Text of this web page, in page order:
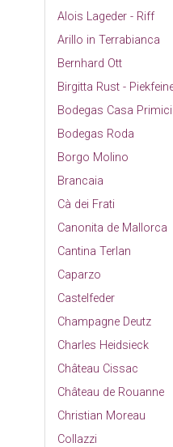
Alois Lageder - Riff
Arillo in Terrabianca
Bernhard Ott
Birgitta Rust -
Bodegas Casa
Bodegas Roda
Borgo Molino
Brancaia
Cà dei Frati
Canonita de Mallorca
Cantina Terlan
Caparzo
Castelfeder
Champagne Deutz
Charles Heidsieck
Château Cissac
Château de Rouanne
Christian Moreau
Collazzi